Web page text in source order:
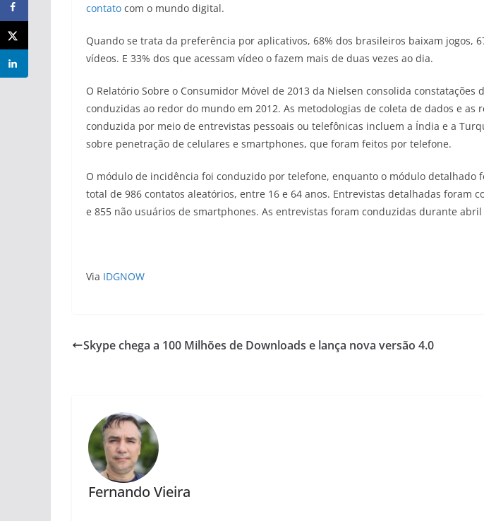
contato com o mundo digital.
Quando se trata da preferência por aplicativos, 68% dos brasileiros baixam jogos,
vídeos. E 33% dos que acessam vídeo o fazem mais de duas vezes ao dia.
O Relatório Sobre o Consumidor Móvel de 2013 da Nielsen consolida
conduzidas ao redor do mundo em 2012. As metodologias de coleta de dados e
conduzida por meio de entrevistas pessoais ou telefônicas incluem a Índia e a
sobre penetração de celulares e smartphones, que foram feitos por telefone.
O módulo de incidência foi conduzido por telefone, enquanto o módulo
total de 986 contatos aleatórios, entre 16 e 64 anos. Entrevistas detalhadas foram
e 855 não usuários de smartphones. As entrevistas foram conduzidas durante abril
Via IDGNOW
Skype chega a 100 Milhões de Downloads e lança nova versão 4.0
Fernando Vieira